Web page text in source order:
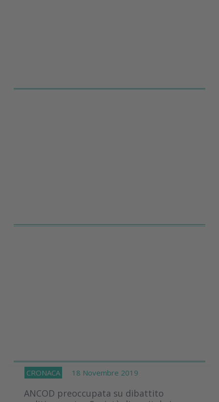
CRONACA 18 Novembre 2019
ANCOD preoccupata su dibattito